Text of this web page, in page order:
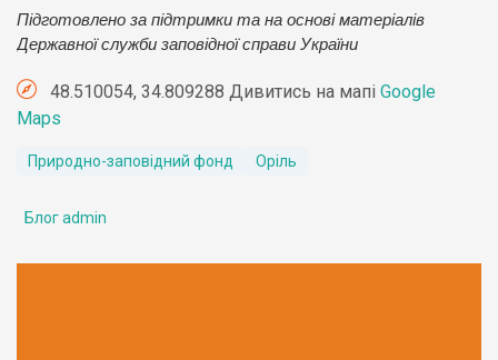
Підготовлено за підтримки та на основі матеріалів
Державної служби заповідної справи України
48.510054, 34.809288 Дивитись на мапі Google
Maps
Природно-заповідний фонд Оріль
Блог admin